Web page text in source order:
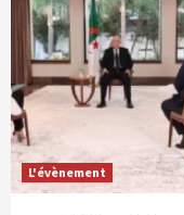
L'évènement